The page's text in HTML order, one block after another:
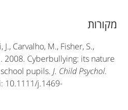
מקורות
J., Carvalho, M., Fisher, S.,
2008. Cyberbullying: its nature
pupils.J. Child Psychol.
10.1111/j.1469-